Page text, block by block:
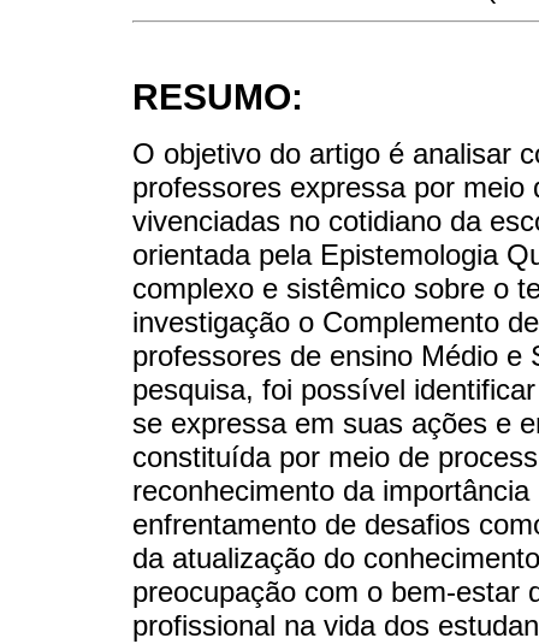
RESUMO:
O objetivo do artigo é analisar
professores expressa por
vivenciadas no cotidiano da
orientada pela Epistemologia
complexo e sistêmico sobre o
investigação o Complemento
professores de ensino Médio e
pesquisa, foi possível
se expressa em suas ações e
constituída por meio de
reconhecimento da
enfrentamento de desafios
da atualização do
preocupação com o bem-estar
profissional na vida dos